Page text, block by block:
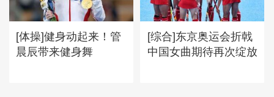
[体操]健身动起来！管
晨辰带来健身舞
[综合]东京奥运会折戟
中国女曲期待再次绽放